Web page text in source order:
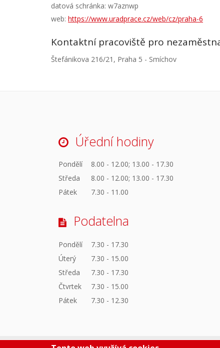
datová schránka: w7aznwp
web: https://www.uradprace.cz/web/cz/praha-6
Kontaktní pracoviště pro
Štefánikova 216/21, Praha 5 - Smíchov
Úřední hodiny
Pondělí
8.00 - 12.00; 13.00 - 17.30
Středa
8.00 - 12.00; 13.00 - 17.30
Pátek
7.30 - 11.00
Podatelna
Pondělí
7.30 - 17.30
Úterý
7.30 - 15.00
Středa
7.30 - 17.30
Čtvrtek
7.30 - 15.00
Pátek
7.30 - 12.30